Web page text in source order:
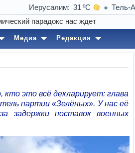
Иерусалим 31 Тель-
Медиа Редакция
кто это всё декларирует: глава
партии «Зелёных». У нас её
задержки поставок военных